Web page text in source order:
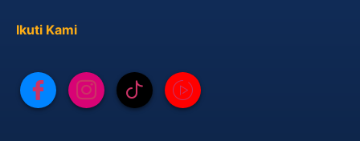
Ikuti Kami